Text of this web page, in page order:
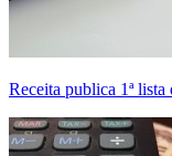
Receita publica 1ª lista